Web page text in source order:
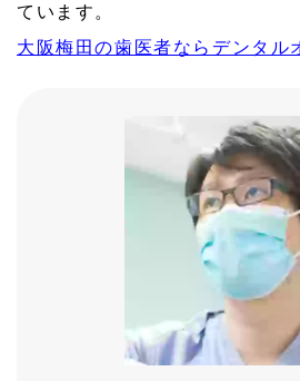
ています。
大阪梅田の歯医者ならデンタル